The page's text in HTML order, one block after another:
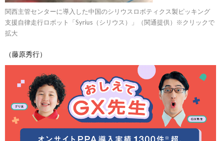
関西主管センターに導入した中国のシリウスロボティクス製ピッキング
支援自律走行ロボット「Syrius（シリウス）」（関通提供）※クリックで
拡大
（藤原秀行）